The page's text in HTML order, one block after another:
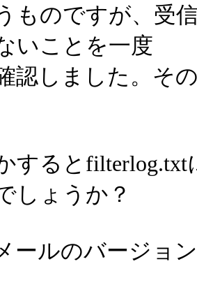
ものですが、受
いことを一度
認しました。そ
すると
しょうか？
ールのバージョ